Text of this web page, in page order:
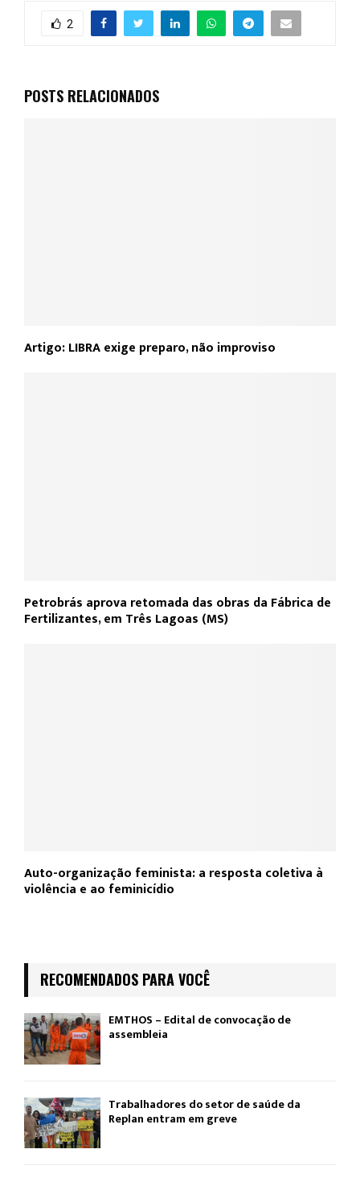
2
POSTS RELACIONADOS
Artigo: LIBRA exige preparo, não improviso
Petrobrás aprova retomada das obras da Fábrica de
Fertilizantes, em Três Lagoas (MS)
Auto-organização feminista: a resposta coletiva à
violência e ao feminicídio
RECOMENDADOS PARA VOCÊ
EMTHOS – Edital de convocação de
assembleia
Trabalhadores do setor de saúde da
Replan entram em greve